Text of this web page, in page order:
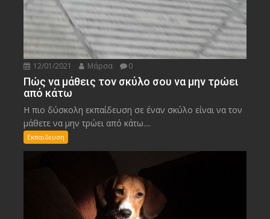
12/01/2021 Μάρσα 0
Πώς να μάθεις τον σκύλο σου να μην τρώει
από κάτω
Η πιο δύσκολη εκπαίδευση σε έναν σκύλο είναι να τον
μάθετε να μην τρώει από κάτω....
Εκπαιδευση